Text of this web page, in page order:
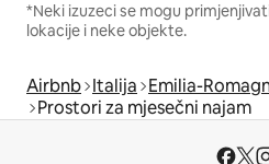
*Neki izuzeci se mogu
lokacije i neke objekte.
Airbnb Italija Emilia-
Prostori za mjesečni najam